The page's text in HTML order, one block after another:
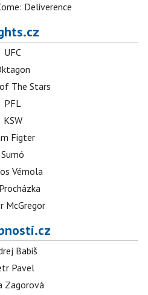
Deliverence
UFC
The Stars
PFL
KSW
Figter
Sumó
Vémola
McGregor
Babiš
Pavel
Zagorová